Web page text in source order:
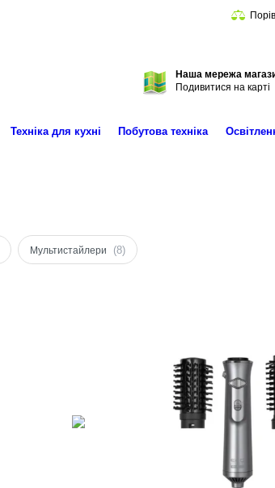
Наша мережа
Подивитися на карті
Техніка для кухні Побутова техніка
Мультистайлери (8)